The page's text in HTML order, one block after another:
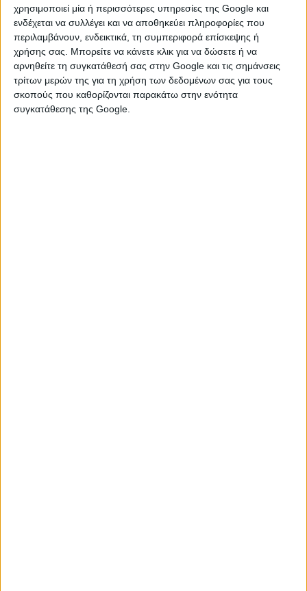
χρησιμοποιεί μία ή περισσότερες υπηρεσίες της Google και
ενδέχεται να συλλέγει και να αποθηκεύει πληροφορίες που
περιλαμβάνουν, ενδεικτικά, τη συμπεριφορά επίσκεψης ή
χρήσης σας. Μπορείτε να κάνετε κλικ για να δώσετε ή να
αρνηθείτε τη συγκατάθεσή σας στην Google και τις σημάνσεις
τρίτων μερών της για τη χρήση των δεδομένων σας για τους
σκοπούς που καθορίζονται παρακάτω στην ενότητα
συγκατάθεσης της Google.
Αν ο σύντροφός σας είναι Ταύρος:
Οι Ταύροι, αγαπούν με πάθος, ωστόσο, μπορούν να γίνουν
εύκολα κτητικοί και ζηλότυποι. Αλλά όταν τα πράγματα είναι
ήρεμα και οι σχέσεις τους είναι σταθερές, είναι ζεστοί και
συμπονετικοί. Μπορεί απλώς να αισθάνονται προστατευτικά
πάνω στους συντρόφους τους και φοβούνται μην τους
χάσουν. Τους αρέσει η πολυτέλεια και είναι πολύ ρομαντικοί,